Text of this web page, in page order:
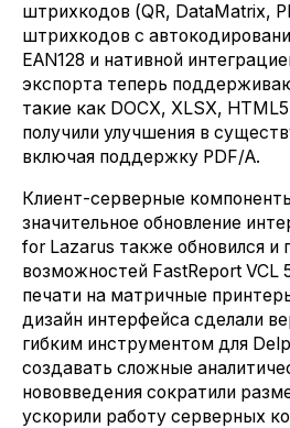
штрихкодов (QR, DataMatrix,
штрихкодов с
EAN128 и нативной
экспорта теперь
такие как DOCX, XLSX,
получили улучшения в
включая поддержку PDF/A.
Клиент-серверные
значительное обновление
for Lazarus также обновился и
возможностей FastReport VCL
печати на матричные
дизайн интерфейса сделали
гибким инструментом для
создавать сложные
нововведения сократили
ускорили работу серверных